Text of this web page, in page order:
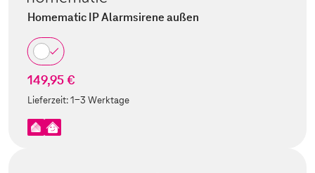
Homematic IP Alarmsirene außen
149,95 €
Lieferzeit:1-3 Werktage